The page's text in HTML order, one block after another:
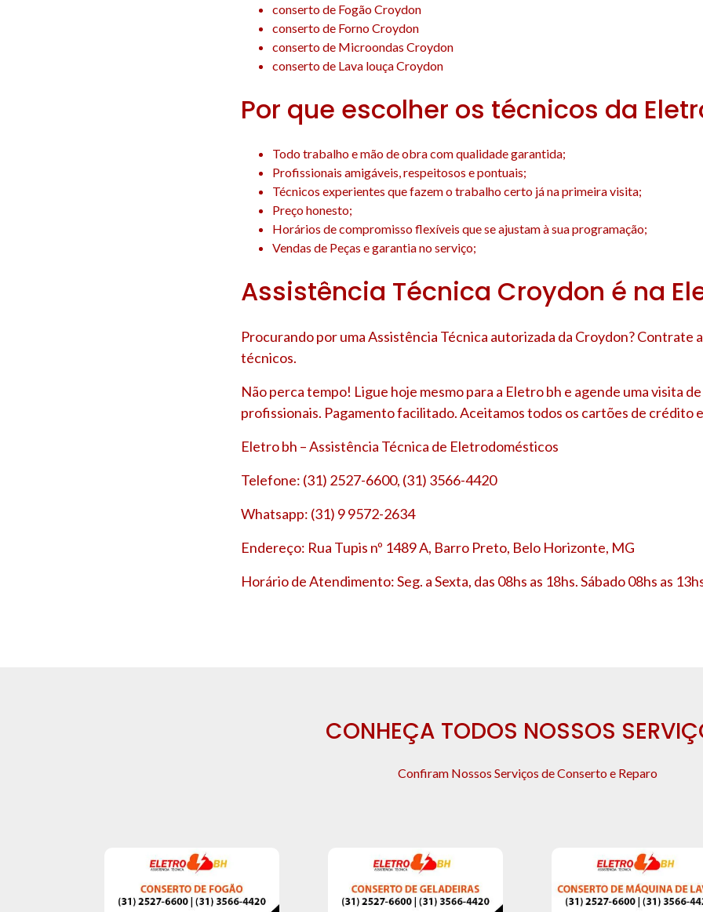
conserto de Fogão Croydon
conserto de Forno Croydon
conserto de Microondas Croydon
conserto de Lava louça Croydon
Por que escolher os técnicos da
Todo trabalho e mão de obra com qualidade garantida;
Profissionais amigáveis, respeitosos e pontuais;
Técnicos experientes que fazem o trabalho certo já na primeira visita;
Preço honesto;
Horários de compromisso flexíveis que se ajustam à sua programação;
Vendas de Peças e garantia no serviço;
Assistência Técnica Croydon é na
Procurando por uma Assistência Técnica autorizada da Croydon? Contrate
técnicos.
Não perca tempo! Ligue hoje mesmo para a Eletro bh e agende uma visita
profissionais. Pagamento facilitado. Aceitamos todos os cartões de crédito
Eletro bh – Assistência Técnica de Eletrodomésticos
Telefone: (31) 2527-6600, (31) 3566-4420
Whatsapp: (31) 9 9572-2634
Endereço: Rua Tupis nº 1489 A, Barro Preto, Belo Horizonte, MG
Horário de Atendimento: Seg. a Sexta, das 08hs as 18hs. Sábado 08hs as
CONHEÇA TODOS NOSSOS
Confiram Nossos Serviços de Conserto e Reparo